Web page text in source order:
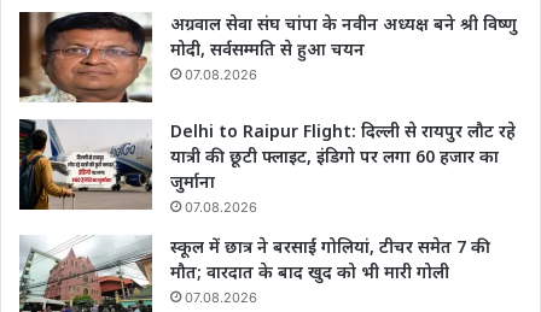
अग्रवाल सेवा संघ चांपा के नवीन अध्यक्ष बने श्री विष्णु
मोदी, सर्वसम्मति से हुआ चयन
07.08.2026
Delhi to Raipur Flight: दिल्ली से रायपुर लौट रहे
यात्री की छूटी फ्लाइट, इंडिगो पर लगा 60 हजार का
जुर्माना
07.08.2026
स्कूल में छात्र ने बरसाईं गोलियां, टीचर समेत 7 की
मौत; वारदात के बाद खुद को भी मारी गोली
07.08.2026